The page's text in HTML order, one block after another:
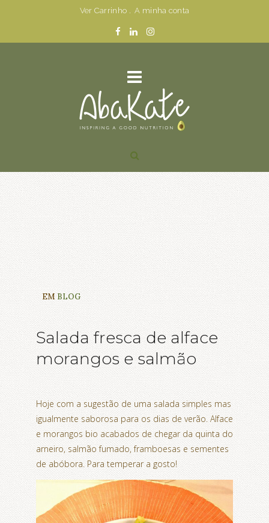
Ver Carrinho .A minha conta
EM BLOG
Salada fresca de alface
morangos e salmão
Hoje com a sugestão de uma salada simples mas
igualmente saborosa para os dias de verão. Alface
e morangos bio acabados de chegar da quinta do
arneiro, salmão fumado, framboesas e sementes
de abóbora. Para temperar a gosto!